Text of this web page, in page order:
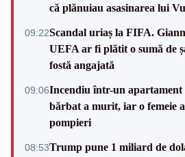
că plănuiau asasinarea lui
09:22Scandal uriaș la FIFA.
UEFA ar fi plătit o sumă de
fostă angajată
09:06Incendiu într-un apartament
bărbat a murit, iar o femeie
pompieri
08:53Trump pune 1 miliard de